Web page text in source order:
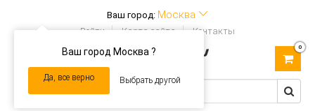
Ваш город: Москва
Ваш город Москва ?
Да, все верно Выбрать другой
Войти Карта сайта Контакты
navigation
0